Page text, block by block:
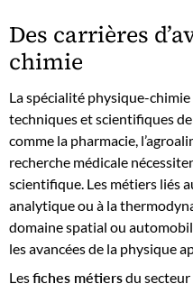
Des carrières
chimie
La spécialité physique-chimie
techniques et scientifiques
comme la pharmacie,
recherche médicale
scientifique. Les métiers liés
analytique ou à la
domaine spatial ou
les avancées de la physique
Lesfiches métiersdu